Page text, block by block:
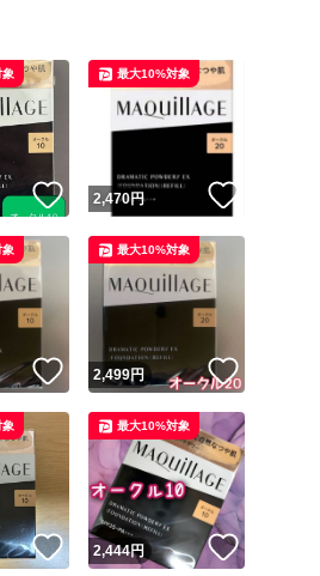
いいね！
2,470円
最大10%対象
いいね！
2,499円
最大10%対象
いいね！
2,444円 いいね！
最大10%対象